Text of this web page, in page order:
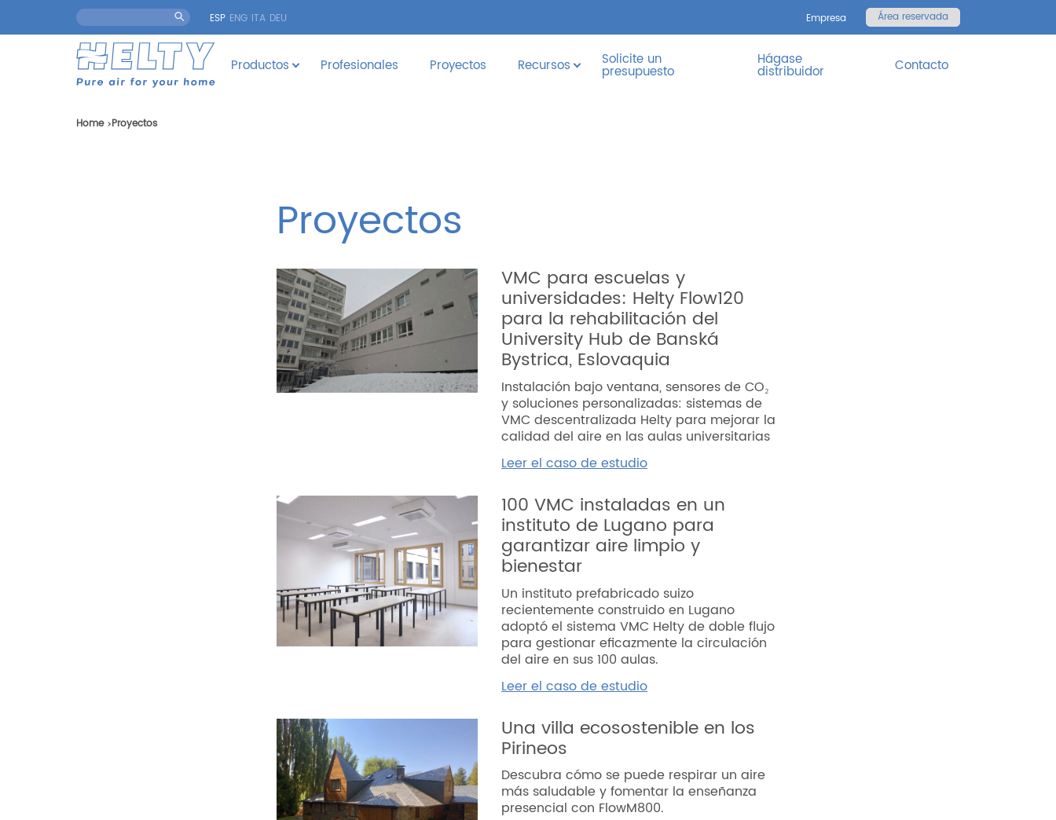
ESP ENG ITA DEU Empresa Área reservada
Productos Profesionales Proyectos Recursos Solicite un
presupuesto
Hágase
distribuidor Contacto
Home Proyectos
Proyectos
VMC para escuelas y
universidades: Helty Flow120
para la rehabilitación del
University Hub de Banská
Bystrica, Eslovaquia
Instalación bajo ventana, sensores de CO₂
y soluciones personalizadas: sistemas de
VMC descentralizada Helty para mejorar la
calidad del aire en las aulas universitarias
Leer el caso de estudio
100 VMC instaladas en un
instituto de Lugano para
garantizar aire limpio y
bienestar
Un instituto prefabricado suizo
recientemente construido en Lugano
adoptó el sistema VMC Helty de doble flujo
para gestionar eficazmente la circulación
del aire en sus 100 aulas.
Leer el caso de estudio
Una villa ecosostenible en los
Pirineos
Descubra cómo se puede respirar un aire
más saludable y fomentar la enseñanza
presencial con FlowM800.